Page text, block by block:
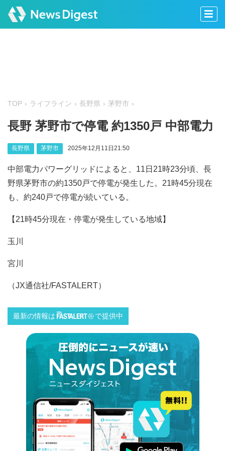
TOP ライフライン 長野県 茅野市
長野 茅野市で停電 約1350戸 中部電力
長野県 茅野市 2025年12月11日21:50
中部電力パワーグリッドによると、11日21時23分頃、長
野県茅野市の約1350戸で停電が発生した。21時45分現在
も、約240戸で停電が続いている。
【21時45分現在・停電が発生している地域】
玉川
宮川
（JX通信社/FASTALERT）
最新の情報は で提供中